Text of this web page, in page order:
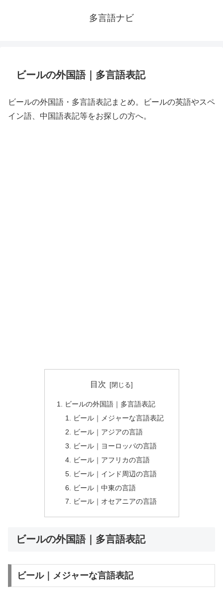
多言語ナビ
ビールの外国語｜多言語表記
ビールの外国語・多言語表記まとめ。ビールの英語やスペ
イン語、中国語表記等をお探しの方へ。
目次
ビールの外国語｜多言語表記
ビール｜メジャーな言語表記
ビール｜アジアの言語
ビール｜ヨーロッパの言語
ビール｜アフリカの言語
ビール｜インド周辺の言語
ビール｜中東の言語
ビール｜オセアニアの言語
ビールの外国語｜多言語表記
ビール｜メジャーな言語表記